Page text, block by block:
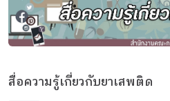
สื่อความรู้เกี่ยวกับยาเสพติด